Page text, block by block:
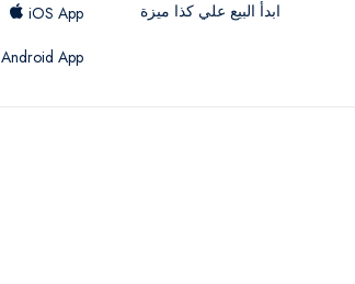
ابدأ البيع علي كذا ميزة
iOS App
Android App